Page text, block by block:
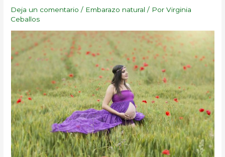
Deja un comentario / Embarazo natural / PorVirginia
Ceballos